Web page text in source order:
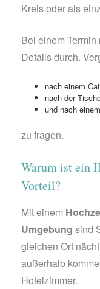
Kreis oder als
Bei einem
Details durch.
nach einem
nach der
und nach
zu fragen.
Warum ist ein
Vorteil?
Mit einem
Umgebung sind
gleichen Ort
außerhalb
Hotelzimmer.